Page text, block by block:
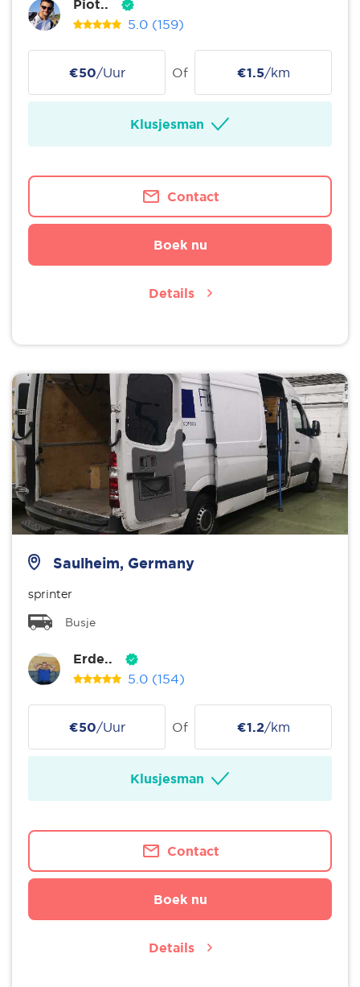
Piot..
5.0 (159)
€50/Uur Of €1.5/km
Klusjesman
Contact
Boek nu
Details
Saulheim, Germany
sprinter
Busje
Erde..
5.0 (154)
€50/Uur Of €1.2/km
Klusjesman
Contact
Boek nu
Details